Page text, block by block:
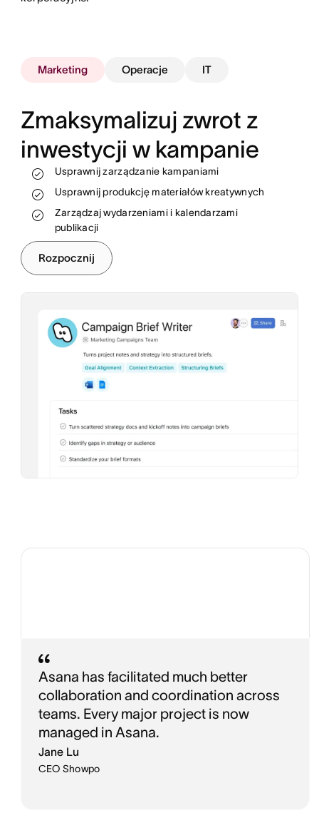
Marketing Operacje IT
Zmaksymalizuj zwrot z
inwestycji w kampanie
Usprawnij zarządzanie kampaniami
Usprawnij produkcję materiałów kreatywnych
Zarządzaj wydarzeniami i kalendarzami
publikacji
Rozpocznij
Monitoruj pracę i śledź postępy w czasie
rzeczywistym
Standaryzuj i automatyzuj procesy
Usuwaj blokady, aby zespoły mogły osiągać
cele finansowe
Przydzielaj zasoby bardziej efektywnie
Automatyzuj i skaluj przepływy pracy
Wdrażaj nowych pracowników i usuwaj
odchodzących
Asana has facilitated much better
collaboration and coordination across
teams. Every major project is now
managed in Asana.
Jane Lu
CEO Showpo